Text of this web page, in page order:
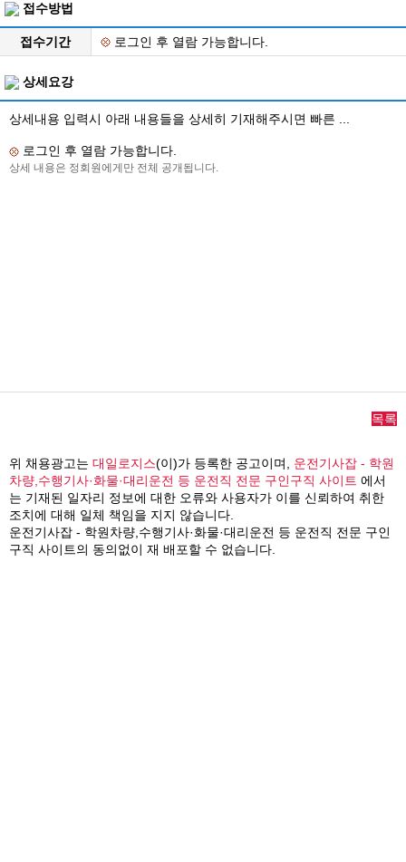
접수방법
접수기간 로그인 후 열람 가능합니다.
상세요강
상세내용 입력시 아래 내용들을 상세히 기재해주시면 빠른 ...
로그인 후 열람 가능합니다.
상세 내용은 정회원에게만 전체 공개됩니다.
목록
위 채용광고는 대일로지스(이)가 등록한 공고이며, 운전기사잡 - 학원
차량,수행기사·화물·대리운전 등 운전직 전문 구인구직 사이트 에서
는 기재된 일자리 정보에 대한 오류와 사용자가 이를 신뢰하여 취한
조치에 대해 일체 책임을 지지 않습니다.
운전기사잡 - 학원차량,수행기사·화물·대리운전 등 운전직 전문 구인
구직 사이트의 동의없이 재 배포할 수 없습니다.